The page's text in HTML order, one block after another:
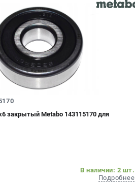
закрытый Metabo 143115170 для
В наличии: 2 шт.
Подробнее